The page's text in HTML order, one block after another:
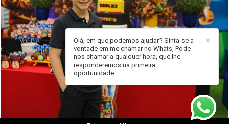
902 0
✕
Olá, em que podemos ajudar? Sinta-se a
vontade em me chamar no Whats, Pode
nos chamar a qualquer hora, que lhe
responderemos na primeira
oportunidade.